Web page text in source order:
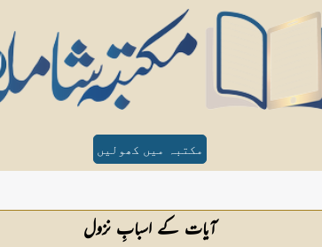
مکتبہ میں کھولیں
آیات کے اسبابِ نزول